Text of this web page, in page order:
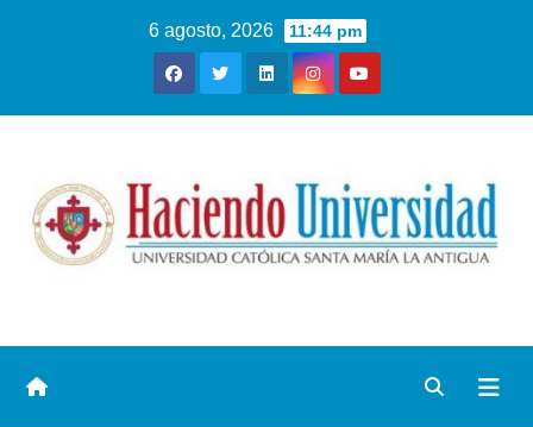
6 agosto, 2026 11:44 pm